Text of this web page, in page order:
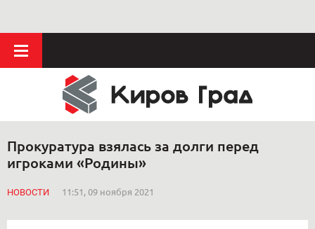
Прокуратура взялась за долги перед
игроками «Родины»
НОВОСТИ 11:51, 09 ноября 2021